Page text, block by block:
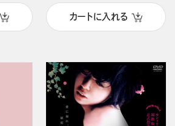
カートに入れる